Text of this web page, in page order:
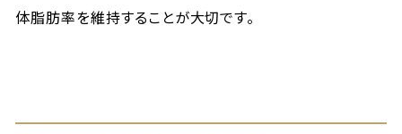
体脂肪率を維持することが大切です。